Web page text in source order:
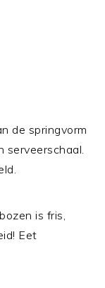
de springvorm
serveerschaal.
is fris,
Eet